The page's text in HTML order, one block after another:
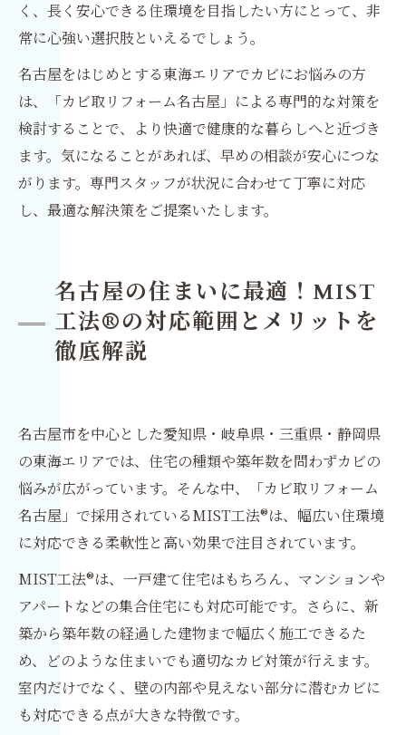
く、長く安心できる住環境を目指したい方にとって、非
常に心強い選択肢といえるでしょう。
名古屋をはじめとする東海エリアでカビにお悩みの方
は、「カビ取リフォーム名古屋」による専門的な対策を
検討することで、より快適で健康的な暮らしへと近づき
ます。気になることがあれば、早めの相談が安心につな
がります。専門スタッフが状況に合わせて丁寧に対応
し、最適な解決策をご提案いたします。
名古屋の住まいに最適！MIST
工法®の対応範囲とメリットを
徹底解説
名古屋市を中心とした愛知県・岐阜県・三重県・静岡県
の東海エリアでは、住宅の種類や築年数を問わずカビの
悩みが広がっています。そんな中、「カビ取リフォーム
名古屋」で採用されているMIST工法®は、幅広い住環境
に対応できる柔軟性と高い効果で注目されています。
MIST工法®は、一戸建て住宅はもちろん、マンションや
アパートなどの集合住宅にも対応可能です。さらに、新
築から築年数の経過した建物まで幅広く施工できるた
め、どのような住まいでも適切なカビ対策が行えます。
室内だけでなく、壁の内部や見えない部分に潜むカビに
も対応できる点が大きな特徴です。